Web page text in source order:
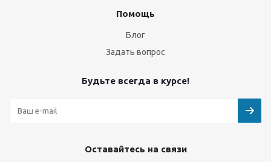
Помощь
Блог
Задать вопрос
Будьте всегда в курсе!
Оставайтесь на связи